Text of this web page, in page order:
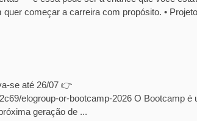
começar a carreira com propósito. •
se até 26/07 👉
elogroup-or-bootcamp-2026 O Bootcamp é
geração de ...